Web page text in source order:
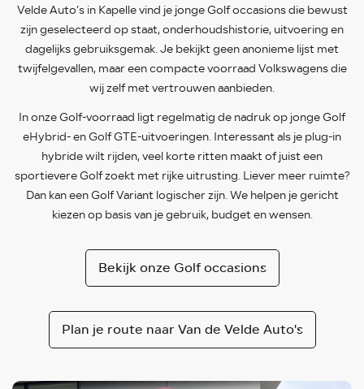
Contact
Wasboxen
Carwash
Velde Auto’s in Kapelle vind je jonge Golf occasions die bewust
zijn geselecteerd op staat, onderhoudshistorie, uitvoering en
dagelijks gebruiksgemak. Je bekijkt geen anonieme lijst met
twijfelgevallen, maar een compacte voorraad Volkswagens die
wij zelf met vertrouwen aanbieden.
In onze Golf-voorraad ligt regelmatig de nadruk op jonge Golf
eHybrid- en Golf GTE-uitvoeringen. Interessant als je plug-in
hybride wilt rijden, veel korte ritten maakt of juist een
sportievere Golf zoekt met rijke uitrusting. Liever meer ruimte?
Dan kan een Golf Variant logischer zijn. We helpen je gericht
kiezen op basis van je gebruik, budget en wensen.
Bekijk onze Golf occasions
Plan je route naar Van de Velde Auto's